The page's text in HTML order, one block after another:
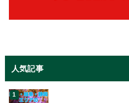
人気記事